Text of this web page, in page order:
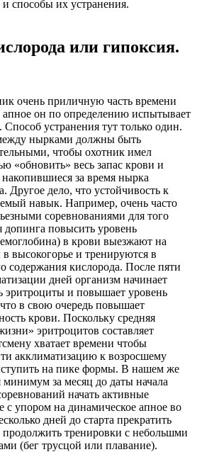
способы их устранения.
или гипоксия.
очень приличную часть времени
апное он по определению испытывает
Способ устранения тут только один.
нырками должны быть
чтобы охотник имел
«обновить» весь запас крови и
за время нырка
Другое дело, что устойчивость к
навык. Например, очень часто
соревнованиями для того
повысить уровень
в крови выезжают на
высокогорье и тренируются в
содержания кислорода. После пяти
дней организм начинает
эритроциты и повышает уровень
в свою очередь повышает
крови. Поскольку средняя
эритроцитов составляет
хватает времени чтобы
акклиматизацию к возросшему
на пике формы. В нашем же
минимум за месяц до даты начала
начать активные
с упором на динамическое апное во
дней до старта прекратить
продолжить тренировки с небольшми
(бег трусцой или плавание).